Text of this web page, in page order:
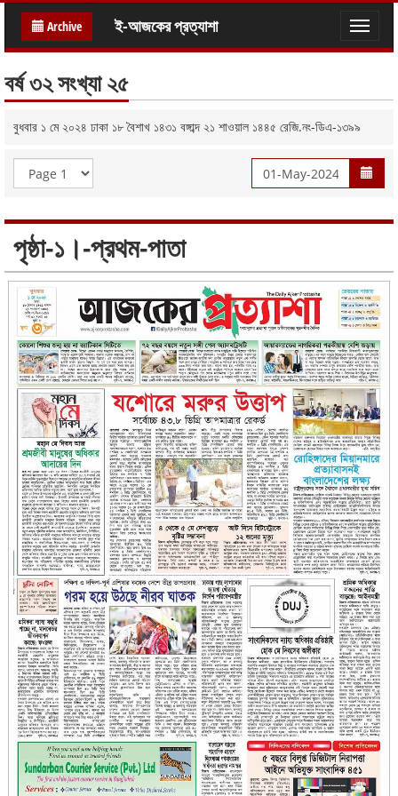
Archive
Toggle
ই-আজকের প্রত্যাশা
বর্ষ ৩২ সংখ্যা ২৫
বুধবার ১ মে ২০২৪ ঢাকা ১৮ বৈশাখ ১৪৩১ বঙ্গাব্দ ২১ শাওয়াল ১৪৪৫ রেজি.নং-ডিএ-১৩৯৯
পৃষ্ঠা-১।-প্রথম-পাতা